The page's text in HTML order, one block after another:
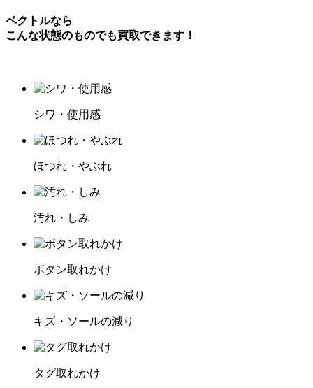
ベクトルなら
こんな状態のものでも買取できます！
シワ・使用感
ほつれ・やぶれ
汚れ・しみ
ボタン取れかけ
キズ・ソールの減り
タグ取れかけ